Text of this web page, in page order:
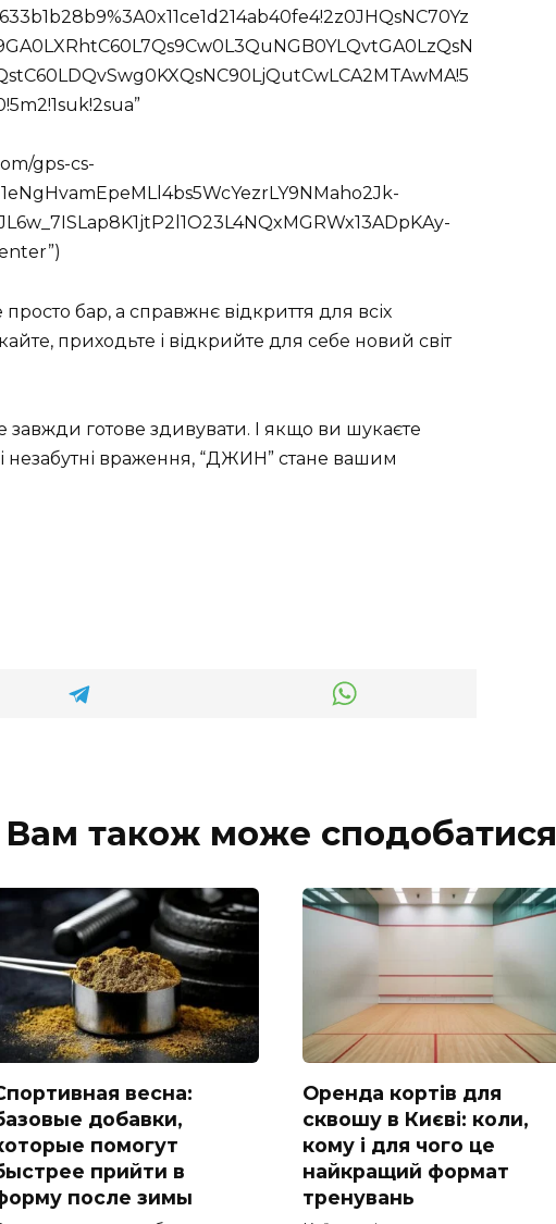
gps-cs-
бар, а справжнє відкриття для всіх
приходьте і відкрийте для себе новий світ
завжди готове здивувати. І якщо ви шукаєте
незабутні враження, “ДЖИН” стане вашим
Вам також може сподобатися
весна:
добавки,
помогут
прийти в
после зимы
Оренда кортів для
сквошу в Києві: коли,
кому і для чого це
найкращий формат
тренувань